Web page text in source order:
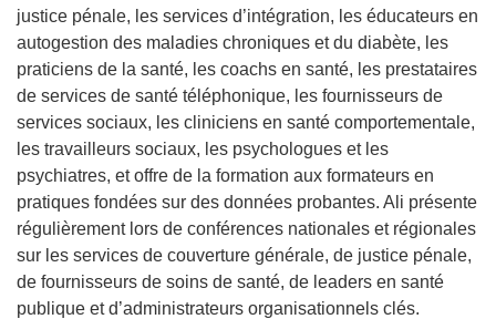
justice pénale, les services d’intégration, les éducateurs en
autogestion des maladies chroniques et du diabète, les
praticiens de la santé, les coachs en santé, les prestataires
de services de santé téléphonique, les fournisseurs de
services sociaux, les cliniciens en santé comportementale,
les travailleurs sociaux, les psychologues et les
psychiatres, et offre de la formation aux formateurs en
pratiques fondées sur des données probantes. Ali présente
régulièrement lors de conférences nationales et régionales
sur les services de couverture générale, de justice pénale,
de fournisseurs de soins de santé, de leaders en santé
publique et d’administrateurs organisationnels clés.